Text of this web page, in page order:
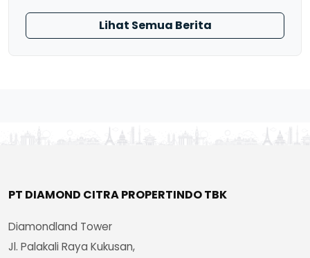
Lihat Semua Berita
PT DIAMOND CITRA PROPERTINDO TBK
Diamondland Tower
Jl. Palakali Raya Kukusan,